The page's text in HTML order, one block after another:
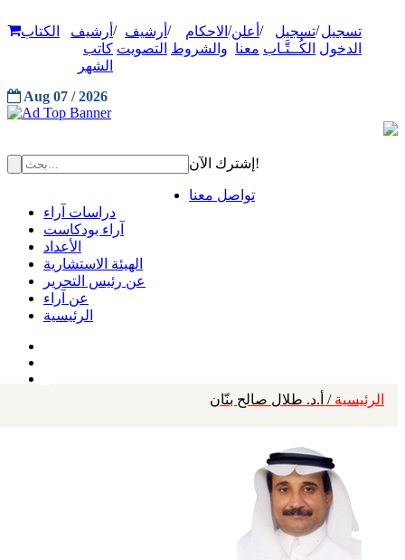
تسجيل
الدخول
/تسجيل
الكُــتَّـاب
/ أعلن
معنا
/ الاحكام
والشروط
/ أرشيف
التصويت
/ أرشيف
كاتب
الشهر
الكتاب
Aug 07 / 2026
إشترك الآن!
تواصل معنا
دراسات آراء
آراء بودكاست
الأعداد
الهيئة الاستشارية
عن رئيس التحرير
عن آراء
الرئيسية
الرئيسية / أ.د. طلال صالح بنّان